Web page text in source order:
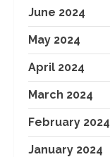
June 2024
May 2024
April 2024
March 2024
February 2024
January 2024